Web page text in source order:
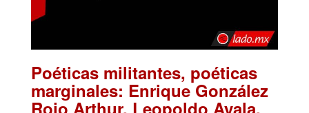
Poéticas militantes, poéticas
marginales: Enrique González
Rojo Arthur, Leopoldo Ayala,